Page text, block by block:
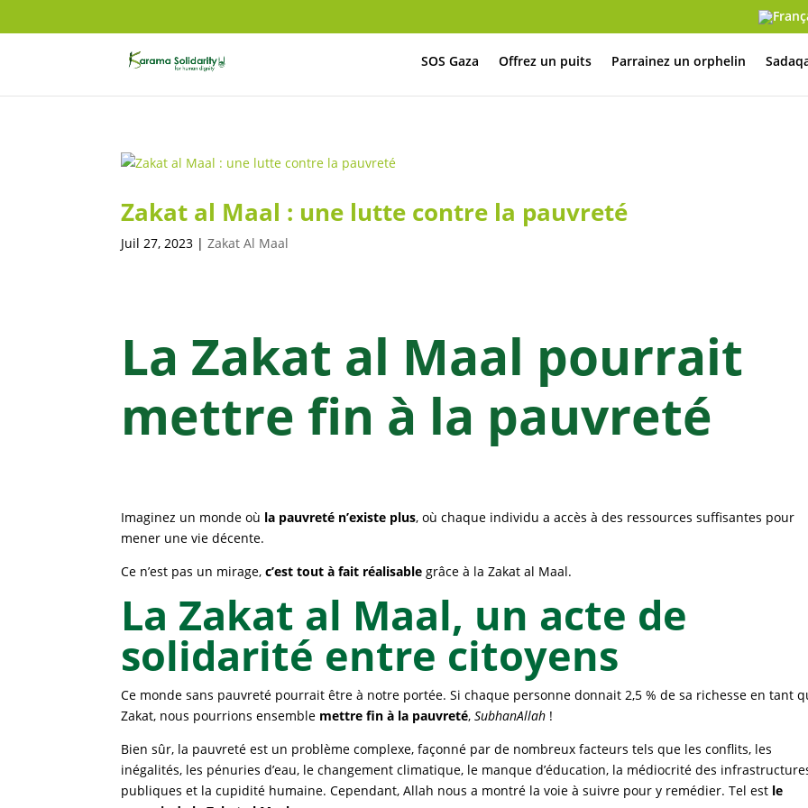
SOS Gaza Offrez un puits Parrainez un orphelin
Zakat al Maal : une lutte contre la pauvreté
Juil 27, 2023 |Zakat Al Maal
La Zakat al Maal pourrait
mettre fin à la pauvreté
Imaginez un monde où la pauvreté n’existe plus, où chaque individu a accès à des ressources suffisantes pour
mener une vie décente.
Ce n’est pas un mirage,c’est tout à fait réalisable grâce à la Zakat al Maal.
La Zakat al Maal, un acte de
solidarité entre citoyens
Ce monde sans pauvreté pourrait être à notre portée. Si chaque personne donnait 2,5 % de sa richesse en tant
Zakat, nous pourrions ensemble mettre fin à la pauvreté,SubhanAllah !
Bien sûr, la pauvreté est un problème complexe, façonné par de nombreux facteurs tels que les conflits, les
inégalités, les pénuries d’eau, le changement climatique, le manque d’éducation, la médiocrité des
publiques et la cupidité humaine. Cependant, Allah nous a montré la voie à suivre pour y remédier. Tel est le